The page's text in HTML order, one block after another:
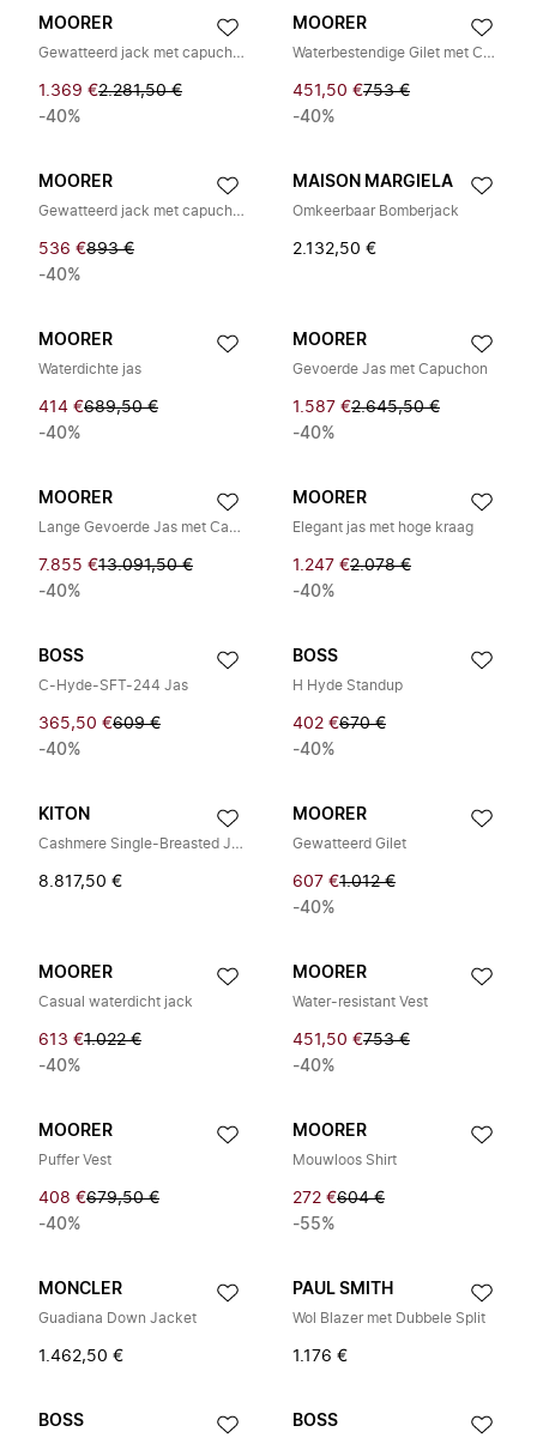
MOORER
Gewatteerd jack met capuchon
1.369 €2.281,50 €
-40%
MOORER
Waterbestendige Gilet met Capuchon
451,50 €753 €
-40%
MOORER
Gewatteerd jack met capuchon
536 €893 €
-40%
MAISON MARGIELA
Omkeerbaar Bomberjack
2.132,50 €
MOORER
Waterdichte jas
414 €689,50 €
-40%
MOORER
Gevoerde Jas met Capuchon
1.587 €2.645,50 €
-40%
MOORER
Lange Gevoerde Jas met Capuchon
7.855 €13.091,50 €
-40%
MOORER
Elegant jas met hoge kraag
1.247 €2.078 €
-40%
BOSS
C-Hyde-SFT-244 Jas
365,50 €609 €
-40%
BOSS
H Hyde Standup
402 €670 €
-40%
KITON
Cashmere Single-Breasted Jacket
8.817,50 €
MOORER
Gewatteerd Gilet
607 €1.012 €
-40%
MOORER
Casual waterdicht jack
613 €1.022 €
-40%
MOORER
Water-resistant Vest
451,50 €753 €
-40%
MOORER
Puffer Vest
408 €679,50 €
-40%
MOORER
Mouwloos Shirt
272 €604 €
-55%
MONCLER
Guadiana Down Jacket
1.462,50 €
PAUL SMITH
Wol Blazer met Dubbele Split
1.176 €
BOSS BOSS